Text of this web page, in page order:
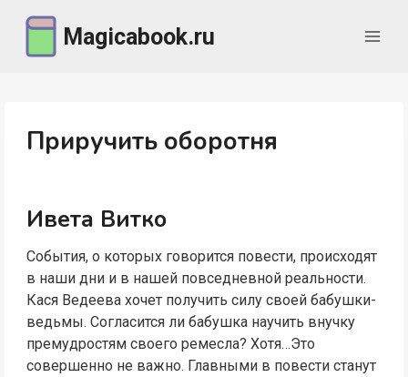
содержимому
Magicabook.ru
Приручить оборотня
Ивета Витко
События, о которых говорится повести, происходят
в наши дни и в нашей повседневной реальности.
Кася Ведеева хочет получить силу своей бабушки-
ведьмы. Согласится ли бабушка научить внучку
премудростям своего ремесла? Хотя…Это
совершенно не важно. Главными в повести станут